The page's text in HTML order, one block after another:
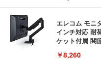
エレコム モニ
インチ対応 耐
ケット付属 関
￥8,260